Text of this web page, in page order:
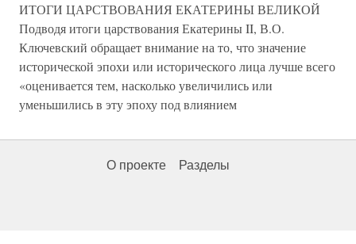
ИТОГИ ЦАРСТВОВАНИЯ ЕКАТЕРИНЫ ВЕЛИКОЙ
Подводя итоги царствования Екатерины II, В.О.
Ключевский обращает внимание на то, что значение
исторической эпохи или исторического лица лучше всего
«оценивается тем, насколько увеличились или
уменьшились в эту эпоху под влиянием
О проекте Разделы